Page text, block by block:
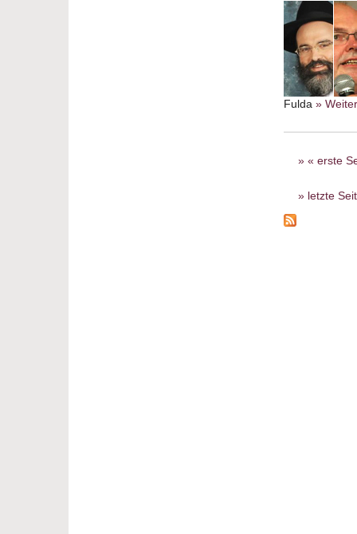
Fulda »
Seiten
« erste
letzte